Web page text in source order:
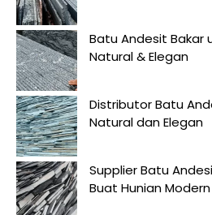
Batu Andesit Bakar
Natural & Elegan
Distributor Batu
Natural dan Elegan
Supplier Batu
Buat Hunian Modern